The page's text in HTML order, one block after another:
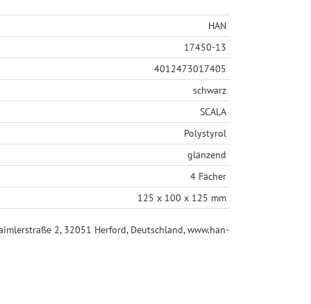
HAN
17450-13
4012473017405
schwarz
SCALA
Polystyrol
glänzend
4 Fächer
125 x 100 x 125 mm
2, 32051 Herford, Deutschland, www.han-